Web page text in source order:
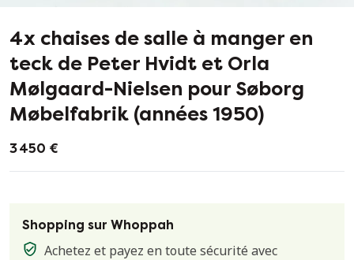
4x chaises de salle à manger en
teck de Peter Hvidt et Orla
Mølgaard-Nielsen pour Søborg
Møbelfabrik (années 1950)
3 450 €
Shopping sur Whoppah
Achetez et payez en toute sécurité avec